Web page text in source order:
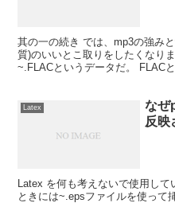
其の一の続き では、mp3の強み
質)のいいとこ取りをしたくなり
~.FLACというデータだ。 FLAC
Latex
なぜ
反映
Latex を何も考えないで使用し
ときには~.epsファイルを使って